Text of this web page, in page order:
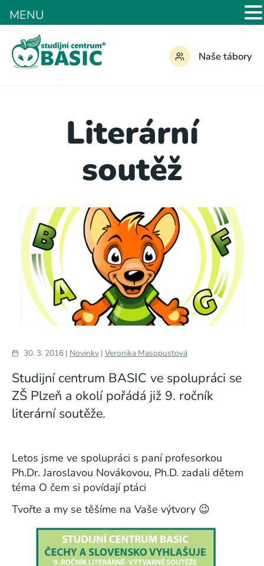
Naše tábory
Literární
soutěž
30. 3. 2016 | Novinky | Veronika Masopustová
Studijní centrum BASIC ve spolupráci se
ZŠ Plzeň a okolí pořádá již 9. ročník
literární soutěže.
Letos jsme ve spolupráci s paní profesorkou
Ph.Dr. Jaroslavou Novákovou, Ph.D. zadali dětem
téma O čem si povídají ptáci
Tvořte a my se těšíme na Vaše výtvory 😉
MENU